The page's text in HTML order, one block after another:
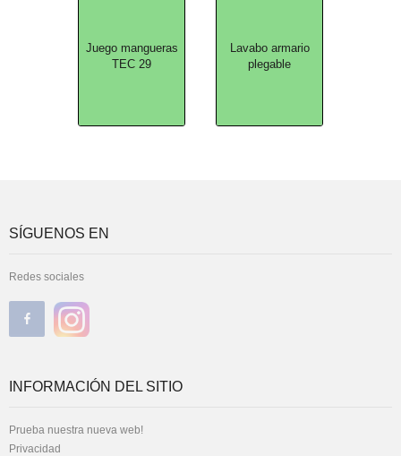
Juego mangueras
TEC 29
Lavabo armario
plegable
SÍGUENOS EN
Redes sociales
INFORMACIÓN DEL SITIO
Prueba nuestra nueva web!
Privacidad